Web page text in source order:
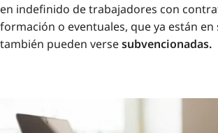
en indefinido de trabajadores con
formación o eventuales, que ya están en
también pueden versesubvencionadas.